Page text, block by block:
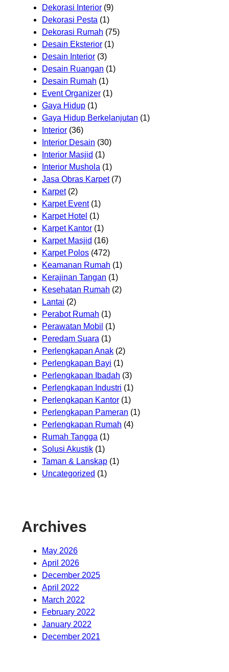
Dekorasi Interior (9)
Dekorasi Pesta (1)
Dekorasi Rumah (75)
Desain Eksterior (1)
Desain Interior (3)
Desain Ruangan (1)
Desain Rumah (1)
Event Organizer (1)
Gaya Hidup (1)
Gaya Hidup Berkelanjutan (1)
Interior (36)
Interior Desain (30)
Interior Masjid (1)
Interior Mushola (1)
Jasa Obras Karpet(7)
Karpet(2)
Karpet Event(1)
Karpet Hotel (1)
Karpet Kantor (1)
Karpet Masjid (16)
Karpet Polos (472)
Keamanan Rumah (1)
Kerajinan Tangan (1)
Kesehatan Rumah (2)
Lantai (2)
Perabot Rumah (1)
Perawatan Mobil (1)
Peredam Suara (1)
Perlengkapan Anak (2)
Perlengkapan Bayi (1)
Perlengkapan Ibadah (3)
Perlengkapan Industri (1)
Perlengkapan Kantor (1)
Perlengkapan Pameran (1)
Perlengkapan Rumah (4)
Rumah Tangga (1)
Solusi Akustik (1)
Taman & Lanskap (1)
Uncategorized (1)
Archives
May 2026
April 2026
December 2025
April 2022
March 2022
February 2022
January 2022
December 2021